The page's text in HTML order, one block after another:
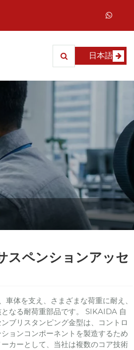
日本語
スペンションアッセ
体を支え、さまざまな荷重に耐え、
なる耐荷重部品です。 SIKAIDA 自
ブリスタンピング金型は、コントロ
ョンコンポーネントを製造するため
カーとして、当社は複数のコア技術